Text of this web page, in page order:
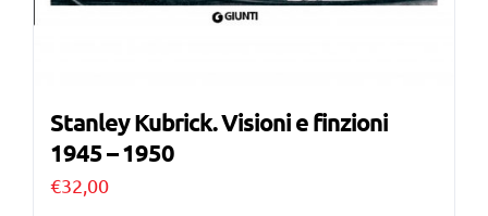
Stanley Kubrick. Visioni e finzioni
1945 – 1950
€32,00